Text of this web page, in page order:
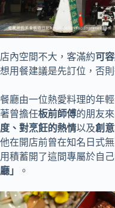
店內空間不大，客滿約可
想用餐建議是先訂位，否
餐廳由一位熱愛料理的年
著曾擔任板前師傅的朋友
度、對烹飪的熱情以及創意
他在開店前曾在知名日式
用積蓄開了這間專屬於自
廳」
。